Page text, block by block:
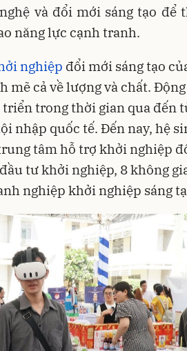
và đổi mới sáng tạo để
năng lực cạnh tranh.
nghiệp đổi mới sáng tạo
mẽ cả về lượng và chất.
trong thời gian qua đến
nhập quốc tế. Đến nay, hệ
tâm hỗ trợ khởi nghiệp
tư khởi nghiệp, 8 không
nghiệp khởi nghiệp sáng